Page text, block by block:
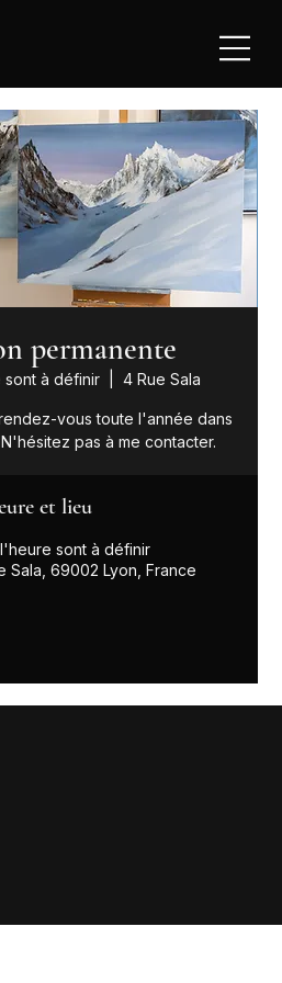
permanente
à définir
  |
4 Rue Sala
vous toute l'année dans
pas à me contacter.
et lieu
sont à définir
Sala, 69002 Lyon, France